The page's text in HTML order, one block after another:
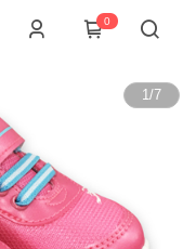
0
1/7